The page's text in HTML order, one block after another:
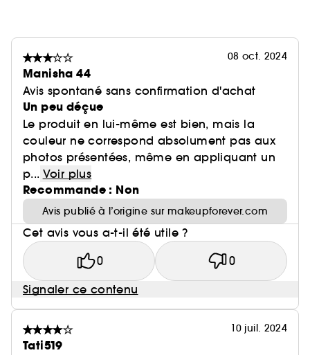
08 oct. 2024
Manisha 44
Avis spontané sans confirmation d'achat
Un peu déçue
Le produit en lui-même est bien, mais la
couleur ne correspond absolument pas aux
photos présentées, même en appliquant un
p... Voir plus
Recommande : Non
Avis publié à l’origine sur makeupforever.com
Cet avis vous a-t-il été utile ?
0 0
Signaler ce contenu
10 juil. 2024
Tati519